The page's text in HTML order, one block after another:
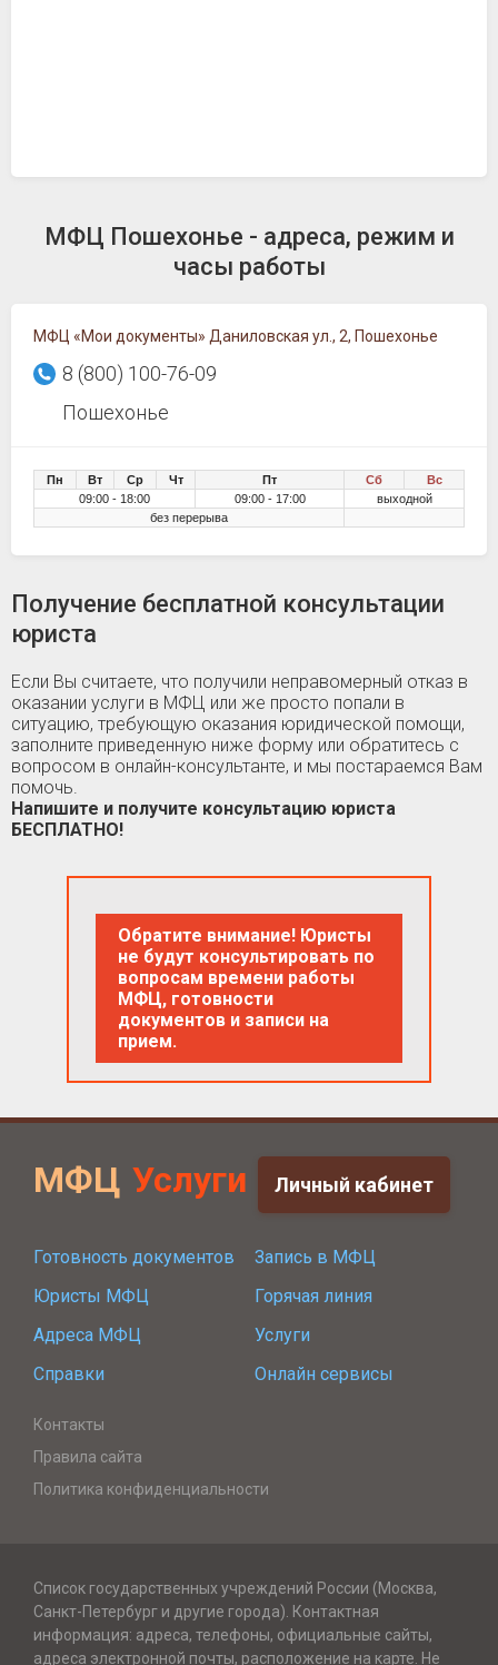
МФЦ Пошехонье - адреса, режим и
часы работы
МФЦ «Мои документы» Даниловская ул., 2, Пошехонье
8 (800) 100-76-09
Пошехонье
Пн Вт Ср Чт Пт Сб
Вс
09:00 - 18:00
09:00 - 17:00
выходной
без перерыва
Получение бесплатной консультации
юриста
Если Вы считаете, что получили неправомерный отказ в
оказании услуги в МФЦ или же просто попали в
ситуацию, требующую оказания юридической помощи,
заполните приведенную ниже форму или обратитесь с
вопросом в онлайн-консультанте, и мы постараемся Вам
помочь.
Напишите и получите консультацию юриста
БЕСПЛАТНО!
Обратите внимание! Юристы
не будут консультировать по
вопросам времени работы
МФЦ, готовности
документов и записи на
прием.
МФЦ Услуги Личный кабинет
Готовность документов
Запись в МФЦ
Юристы МФЦ
Горячая линия
Адреса МФЦ
Услуги
Справки
Онлайн сервисы
Контакты
Правила сайта
Политика конфиденциальности
Список государственных учреждений России (Москва,
Санкт-Петербург и другие города). Контактная
информация: адреса, телефоны, официальные сайты,
адреса электронной почты, расположение на карте. Не